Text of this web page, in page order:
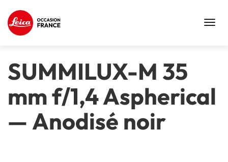
SUMMILUX-M 35
mm f/1,4 Aspherical
—Anodisé noir